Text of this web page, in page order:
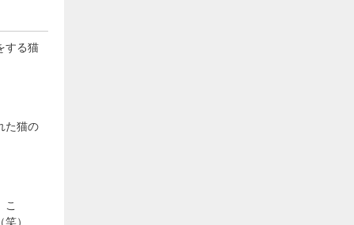
する猫
た猫の
こ
）